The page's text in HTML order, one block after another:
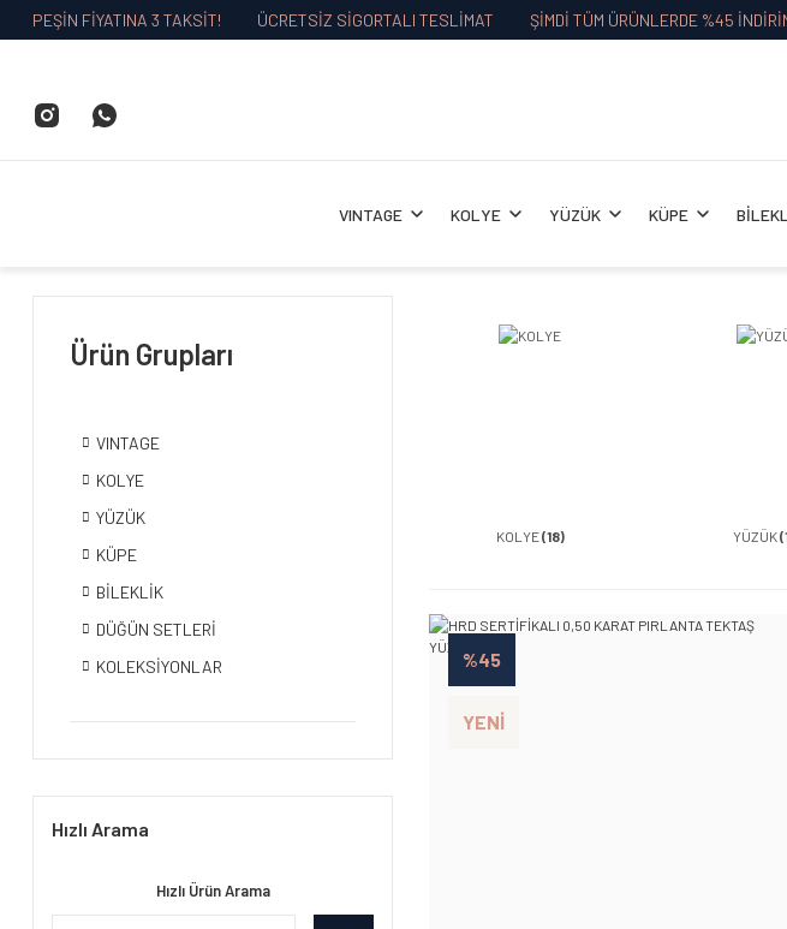
PEŞİN FİYATINA 3 TAKSİT! ÜCRETSİZ SİGORTALI TESLİMAT ŞİMDİ TÜM ÜRÜNLERDE %45
VINTAGE KOLYE YÜZÜK KÜPE
Ürün Grupları
VINTAGE
KOLYE
YÜZÜK
KÜPE
BİLEKLİK
DÜĞÜN SETLERİ
KOLEKSİYONLAR
Hızlı Arama
Hızlı Ürün Arama
KOLYE(18) YÜZÜK
%45
YENİ